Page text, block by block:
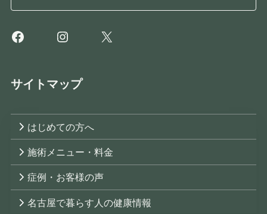
FacebookInstagram
X
サイトマップ
はじめての方へ
施術メニュー・料金
症例・お客様の声
名古屋で暮らす人の健康情報